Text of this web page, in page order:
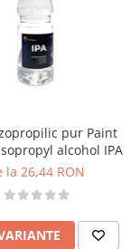
pur Paint
alcohol IPA
la 26,44 RON